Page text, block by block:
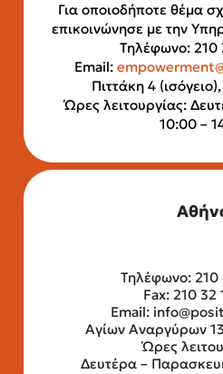
Για οποιοδήποτε θέμα
επικοινώνησε με την
Τηλέφωνο: 210
Email:
Πιττάκη 4
Ώρες λειτουργίας:
10:00 –
Τηλέφωνο: 210
Fax: 210 32
Email:
Αγίων Αναργύρων
Ώρες
Δευτέρα –